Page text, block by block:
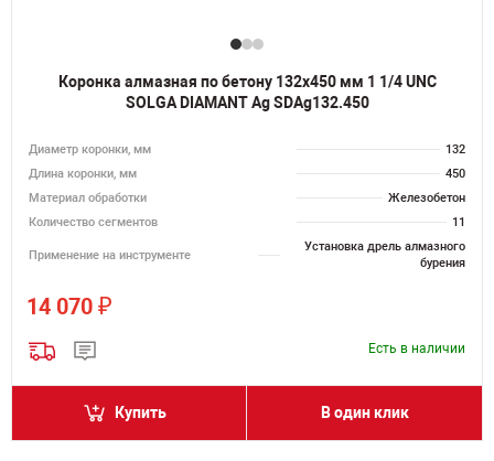
Коронка алмазная по бетону 132х450 мм 1 1/4 UNC
SOLGA DIAMANT Ag SDAg132.450
Диаметр коронки, мм
132
Длина коронки, мм
450
Материал обработки
Железобетон
Количество сегментов
11
Применение на инструменте
Установка дрель алмазного
бурения
14 070 ₽
Есть в наличии
Купить В один клик